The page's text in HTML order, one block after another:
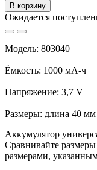
В корзину
Ожидается
Модель: 803040
Ёмкость: 1000 мА-ч
Напряжение: 3,7 V
Размеры: длина 40
Аккумулятор
Сравнивайте размеры
размерами,